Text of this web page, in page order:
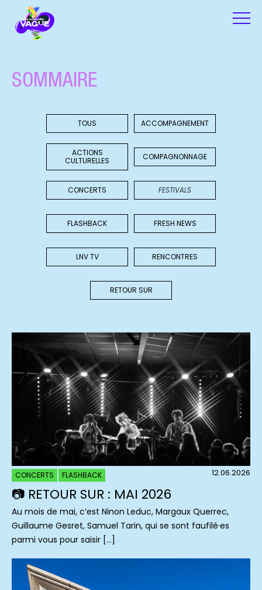
SOMMAIRE
TOUS ACCOMPAGNEMENT
ACTIONS
CULTURELLES
COMPAGNONNAGE
CONCERTS FESTIVALS
FLASHBACK FRESH NEWS
LNV TV RENCONTRES
RETOUR SUR
CONCERTS FLASHBACK 12.06.2026
📷 RETOUR SUR : MAI 2026
Au mois de mai, c’est Ninon Leduc, Margaux Querrec,
Guillaume Gesret, Samuel Tarin, qui se sont faufilé·es
parmi vous pour saisir […]